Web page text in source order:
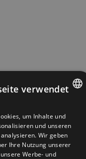
& COOKIES
NORWEGIAN
GERMAN
verwendet
um Inhalte und
und unseren
Wir geben
Ihre Nutzung unserer
Werbe- und